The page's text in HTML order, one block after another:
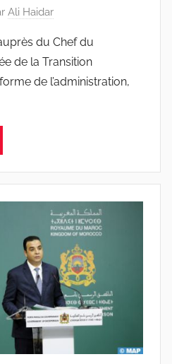
Ali Haidar
du Chef du
de la Transition
de l’administration,